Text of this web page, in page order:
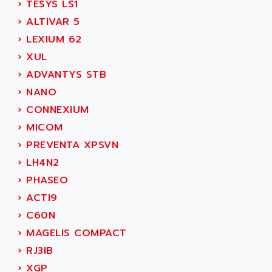
15N
PB15
SMC500
SMC200 / 500
PLC-5
NC
SYSMAC
SERVO MOTOR
PERMANENT MAGNET MOTOR
BPH
MASAP
BSM SERIE
SIMODRIVE 210
ACEDIS
ACER
ACERIME
ACIM JOUANIN
ACINDUCTO
ACKSYS
ACMA
ACOBAL
ACOMEL
ACOOL
ACOPIAN
ACOPOS
ACQUIDUC
ACROMAG
› TESYS LS1
› ALTIVAR 5
› LEXIUM 62
› XUL
› ADVANTYS STB
› NANO
› CONNEXIUM
› MICOM
› PREVENTA XPSVN
› LH4N2
› PHASEO
› ACTI9
› C60N
› MAGELIS COMPACT
› RJ3IB
› XGP